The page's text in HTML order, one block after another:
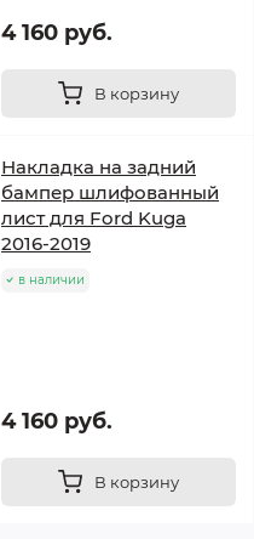
4 160 руб.
В корзину
Накладка на задний
бампер шлифованный
лист для Ford Kuga
2016-2019
в наличии
4 160 руб.
В корзину